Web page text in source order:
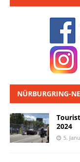
NÜRBURGRING-
2024
5.